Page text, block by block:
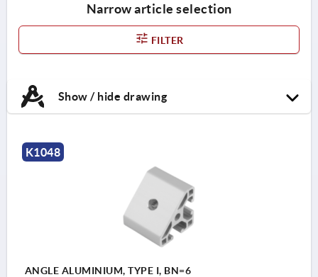
Narrow article selection
FILTER
Show / hide drawing
K1048
ANGLE ALUMINIUM, TYPE I, BN=6